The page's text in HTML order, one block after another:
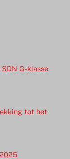
SDN G-klasse
tot het